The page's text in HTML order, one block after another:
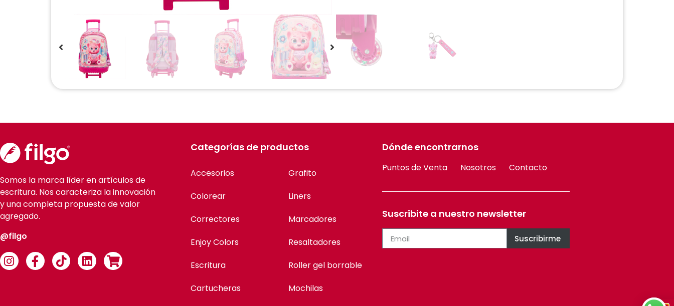
Somos la marca líder en artículos de
escritura. Nos caracteriza la innovación
y una completa propuesta de valor
agregado.
@filgo
Categorías de productos
Accesorios
Colorear
Correctores
Enjoy Colors
Escritura
Cartucheras
Grafito
Liners
Marcadores
Resaltadores
Roller gel borrable
Mochilas
Dónde encontrarnos
Puntos de Venta Nosotros Contacto
Suscribite a nuestro newsletter
Suscribirme